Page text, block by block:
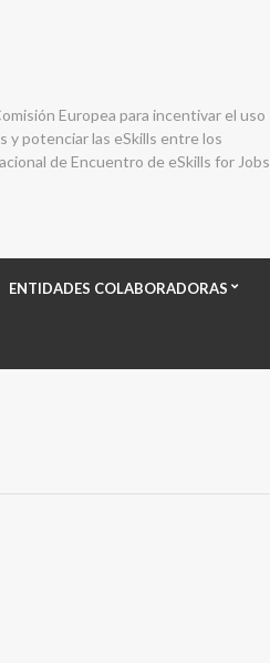
Europea para incentivar el uso
y potenciar las eSkills entre los
de Encuentro de eSkills for Jobs
ENTIDADES COLABORADORAS